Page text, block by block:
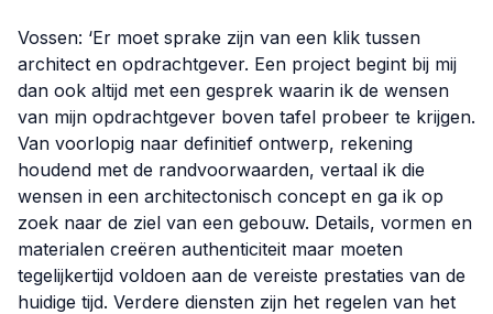
Vossen: ‘Er moet sprake zijn van een klik tussen
architect en opdrachtgever. Een project begint bij mij
dan ook altijd met een gesprek waarin ik de wensen
van mijn opdrachtgever boven tafel probeer te krijgen.
Van voorlopig naar definitief ontwerp, rekening
houdend met de randvoorwaarden, vertaal ik die
wensen in een architectonisch concept en ga ik op
zoek naar de ziel van een gebouw. Details, vormen en
materialen creëren authenticiteit maar moeten
tegelijkertijd voldoen aan de vereiste prestaties van de
huidige tijd. Verdere diensten zijn het regelen van het